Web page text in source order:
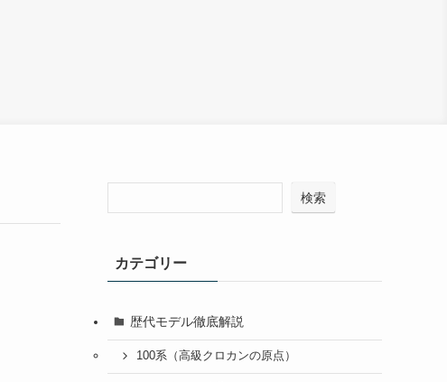
検索
カテゴリー
歴代モデル徹底解説
100系（高級クロカンの原点）